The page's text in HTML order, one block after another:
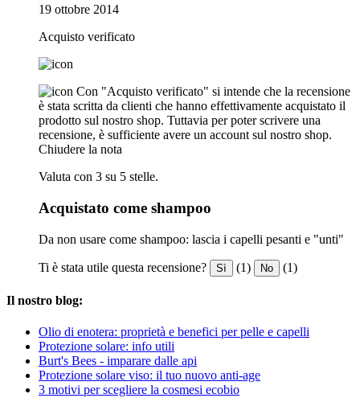
19 ottobre 2014
Acquisto verificato
Con "Acquisto verificato" si intende che la recensione
è stata scritta da clienti che hanno effettivamente acquistato il
prodotto sul nostro shop. Tuttavia per poter scrivere una
recensione, è sufficiente avere un account sul nostro shop.
Chiudere la nota
Valuta con 3 su 5 stelle.
Acquistato come shampoo
Da non usare come shampoo: lascia i capelli pesanti e "unti"
Ti è stata utile questa recensione? Sì (1) No (1)
Il nostro blog:
Olio di enotera: proprietà e benefici per pelle e capelli
Protezione solare: info utili
Burt's Bees - imparare dalle api
Protezione solare viso: il tuo nuovo anti-age
3 motivi per scegliere la cosmesi ecobio